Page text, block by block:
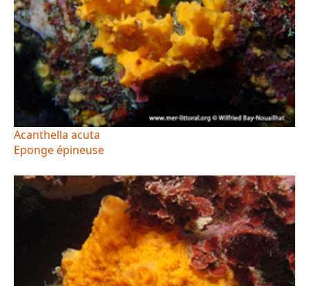
Acanthella acuta
Eponge épineuse